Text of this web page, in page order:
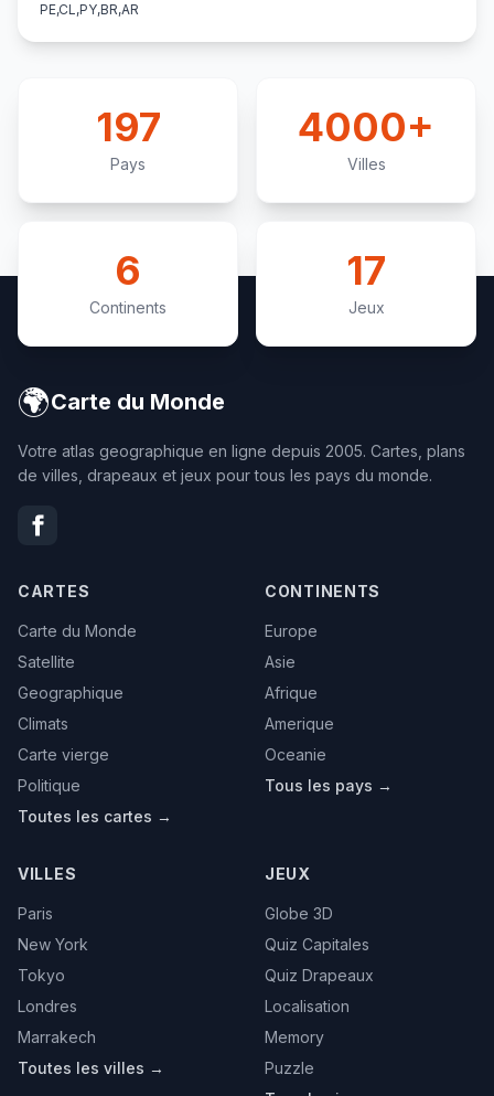
PE,CL,PY,BR,AR
197
Pays
4000+
Villes
6
Continents
17
Jeux
🌍Carte du Monde
Votre atlas geographique en ligne depuis 2005. Cartes, plans
de villes, drapeaux et jeux pour tous les pays du monde.
CARTES
Carte du Monde
Satellite
Geographique
Climats
Carte vierge
Politique
Toutes les cartes →
CONTINENTS
Europe
Asie
Afrique
Amerique
Oceanie
Tous les pays →
VILLES
Paris
New York
Tokyo
Londres
Marrakech
Toutes les villes →
JEUX
Globe 3D
Quiz Capitales
Quiz Drapeaux
Localisation
Memory
Puzzle